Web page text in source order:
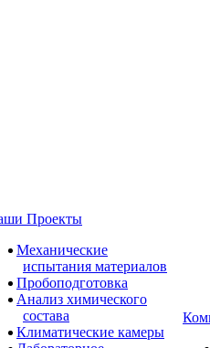
Проекты
Механические
испытания материалов
Пробоподготовка
Анализ химического
состава
Климатические камеры